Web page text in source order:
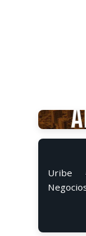
Uribe